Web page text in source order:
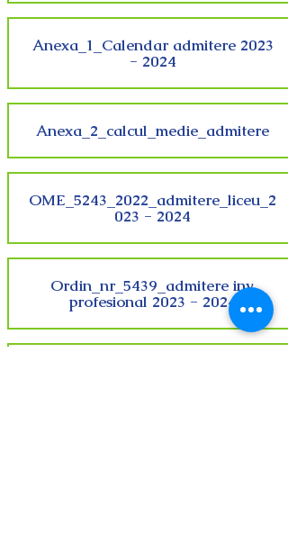
Anexa_1_Calendar admitere 2023
- 2024
Anexa_2_calcul_medie_admitere
OME_5243_2022_admitere_liceu_2
023 - 2024
Ordin_nr_5439_admitere inv.
profesional 2023 - 2024